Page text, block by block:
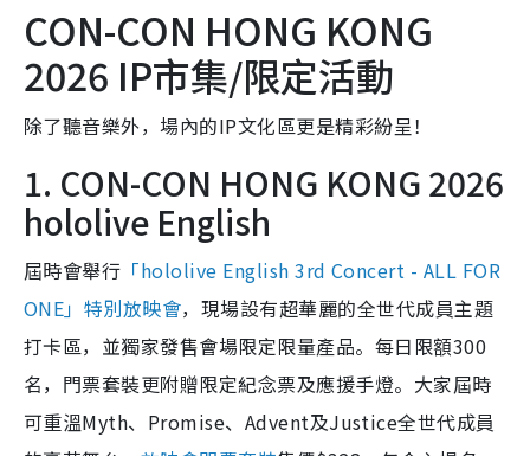
CON-CON HONG KONG
2026 IP市集/限定活動
除了聽音樂外，場內的IP文化區更是精彩紛呈！
1. CON-CON HONG KONG 2026
hololive English
屆時會舉行 「hololive English 3rd Concert - ALL FOR
ONE」特別放映會，現場設有超華麗的全世代成員主題
打卡區，並獨家發售會場限定限量產品。每日限額300
名，門票套裝更附贈限定紀念票及應援手燈。大家屆時
可重溫Myth、Promise、Advent及Justice全世代成員